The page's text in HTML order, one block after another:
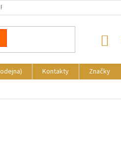
REKLAMACE
Kontakty
Značky